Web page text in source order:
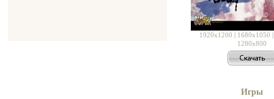
1920x1200 | 1680x1050
1280x800
Игры